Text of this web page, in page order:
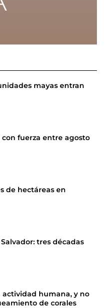
mayas entran
fuerza entre agosto
de hectáreas en
tres décadas
humana, y no
de corales